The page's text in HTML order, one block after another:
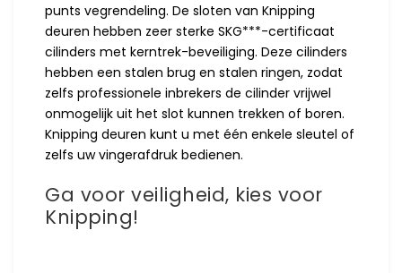
punts vegrendeling. De sloten van Knipping
deuren hebben zeer sterke SKG***-certificaat
cilinders met kerntrek-beveiliging. Deze cilinders
hebben een stalen brug en stalen ringen, zodat
zelfs professionele inbrekers de cilinder vrijwel
onmogelijk uit het slot kunnen trekken of boren.
Knipping deuren kunt u met één enkele sleutel of
zelfs uw vingerafdruk bedienen.
Ga voor veiligheid, kies voor
Knipping!